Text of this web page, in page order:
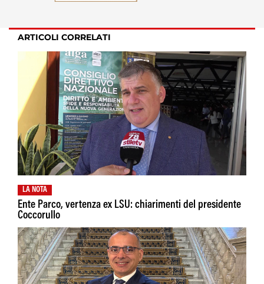
ARTICOLI CORRELATI
LA NOTA
Ente Parco, vertenza ex LSU: chiarimenti del presidente
Coccorullo